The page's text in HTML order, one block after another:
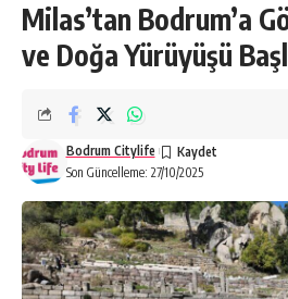
Milas’tan Bodrum’a
ve Doğa Yürüyüşü
Son Güncelleme: 27/10/2025
Bodrum Citylife